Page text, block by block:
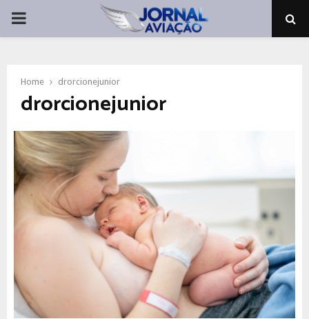
PRIMARY
Home drorcionejunior
drorcionejunior